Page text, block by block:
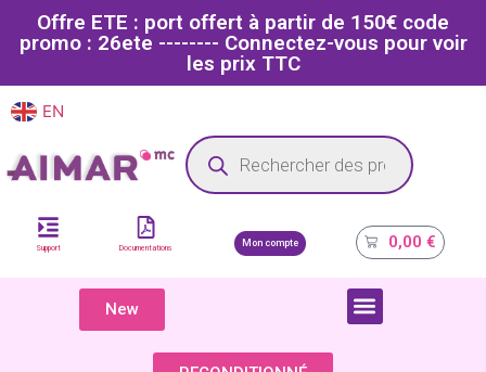
Offre ETE : port offert à partir de 150€ code
promo : 26ete -------- Connectez-vous pour voir
les prix TTC
EN
Site dédié aux professionnels de la santé
Support Documentations
Mon compte 0,00€
New